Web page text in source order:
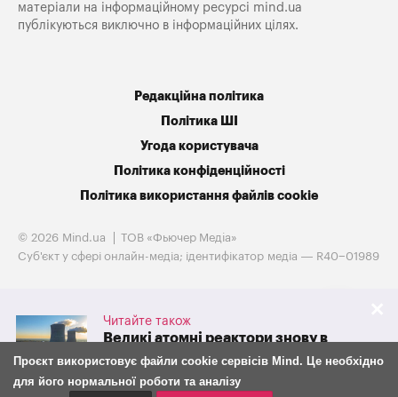
Читайте також
Великі атомні реактори знову в
грі. Westinghouse готується до
IPO на тлі потужної підтримки
адміністрації Трампа
матеріали на інформаційному ресурсі mind.ua
публікуються виключно в інформаційних цілях.
Редакційна політика
Політика ШІ
Угода користувача
Політика конфіденційності
Політика використання файлів cookie
© 2026 Mind.ua
ТОВ «Фьючер Медiа»
Cуб'єкт у сфері онлайн-медіа; ідентифікатор медіа — R40−01989
Проєкт використовує файли cookie сервісів Mind. Це необхідно
для його нормальної роботи та аналізу